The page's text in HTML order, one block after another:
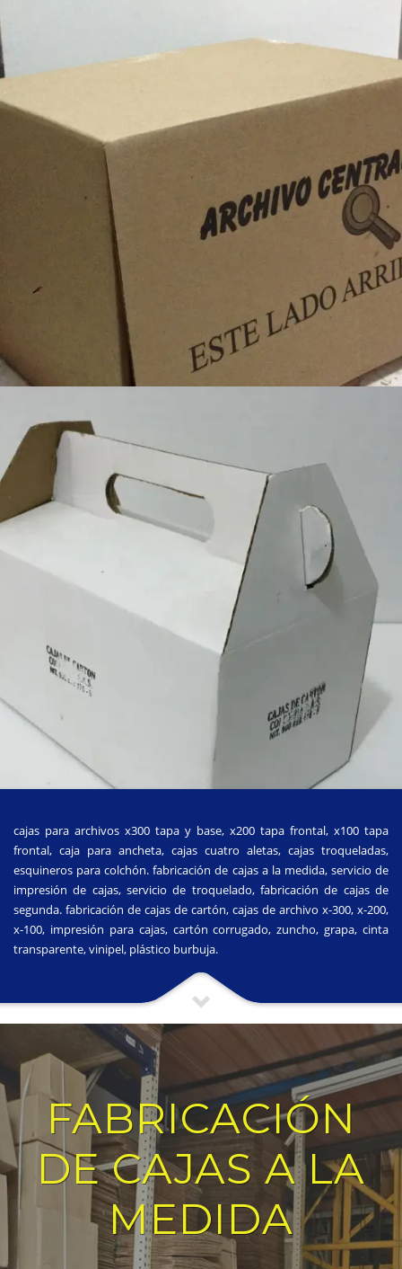
cajas para archivos x300 tapa y base, x200 tapa frontal, x100 tapa
frontal, caja para ancheta, cajas cuatro aletas, cajas troqueladas,
esquineros para colchón. fabricación de cajas a la medida, servicio de
impresión de cajas, servicio de troquelado, fabricación de cajas de
segunda. fabricación de cajas de cartón, cajas de archivo x-300, x-200,
x-100, impresión para cajas, cartón corrugado, zuncho, grapa, cinta
transparente, vinipel, plástico burbuja.
FABRICACIÓN
DE CAJAS A LA
MEDIDA